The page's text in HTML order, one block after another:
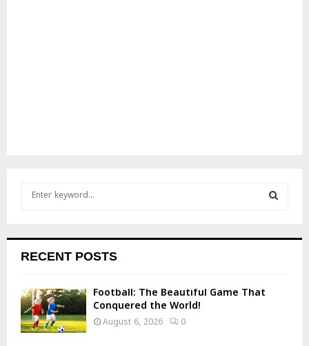
h
o
r
:
RECENT POSTS
Football: The Beautiful Game That
Conquered the World!
August 6, 2026 0